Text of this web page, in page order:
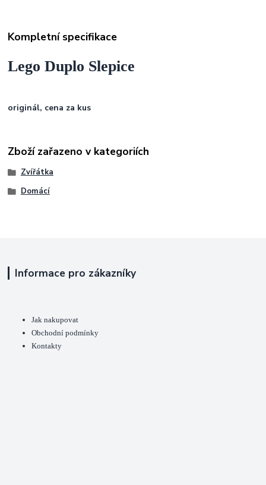
Kompletní specifikace
Lego Duplo Slepice
originál, cena za kus
Zboží zařazeno v kategoriích
Zvířátka
Domácí
Informace pro zákazníky
Jak nakupovat
Obchodní podmínky
Kontakty